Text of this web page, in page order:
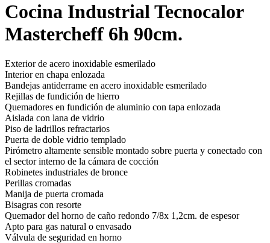
Cocina Industrial Tecnocalor
Mastercheff 6h 90cm.
Exterior de acero inoxidable esmerilado
Interior en chapa enlozada
Bandejas antiderrame en acero inoxidable esmerilado
Rejillas de fundición de hierro
Quemadores en fundición de aluminio con tapa enlozada
Aislada con lana de vidrio
Piso de ladrillos refractarios
Puerta de doble vidrio templado
Pirómetro altamente sensible montado sobre puerta y conectado con
el sector interno de la cámara de cocción
Robinetes industriales de bronce
Perillas cromadas
Manija de puerta cromada
Bisagras con resorte
Quemador del horno de caño redondo 7/8x 1,2cm. de espesor
Apto para gas natural o envasado
Válvula de seguridad en horno